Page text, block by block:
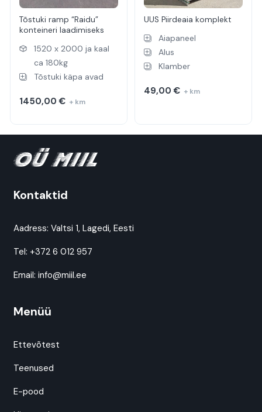
Tõstuki ramp “Raidu”
konteineri laadimiseks
1520 x 2000 ja kaal
ca 180kg
Tõstuki käpa avad
1450,00€ + km
UUS Piirdeaia komplekt
Aiapaneel
Alus
Klamber
49,00€ + km
Kontaktid
Aadress: Valtsi 1, Lagedi, Eesti
Tel: +372 6 012 957
Email: info@miil.ee
Menüü
Ettevõtest
Teenused
E-pood